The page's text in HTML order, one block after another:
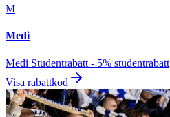
M
Medi
Medi Studentrabatt - 5% studentrabatt
Visa rabattkod